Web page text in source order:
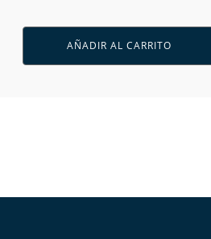
AÑADIR AL CARRITO